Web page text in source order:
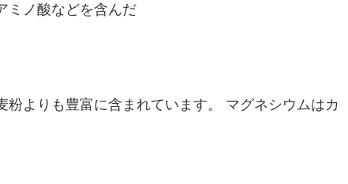
ミノ酸などを含んだ
よりも豊富に含まれています。 マグネシウムはカ